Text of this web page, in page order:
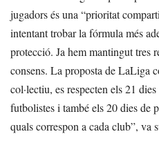
jugadors és una “prioritat
intentant trobar la fórmula més
protecció. Ja hem mantingut tres
consens. La proposta de LaLiga
col·lectiu, es respecten els 21
futbolistes i també els 20 dies de
quals correspon a cada club”, va